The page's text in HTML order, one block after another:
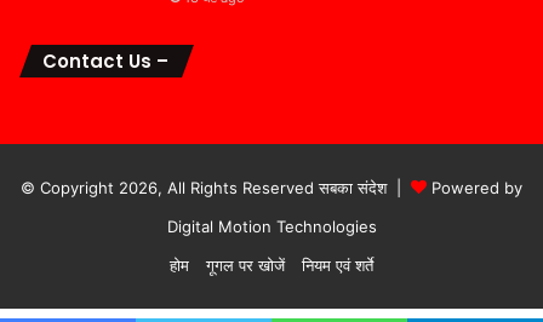
Contact Us –
© Copyright 2026, All Rights Reserved सबका संदेश |
Powered by
Digital Motion Technologies
होम
गूगल पर खोजें नियम एवं शर्ते